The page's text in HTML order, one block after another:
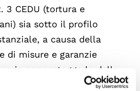
3 CEDU (tortura e
sia sotto il profilo
a causa della
di misure e garanzie
per proteggerla dalla
del marito. Fra il 2007 e il